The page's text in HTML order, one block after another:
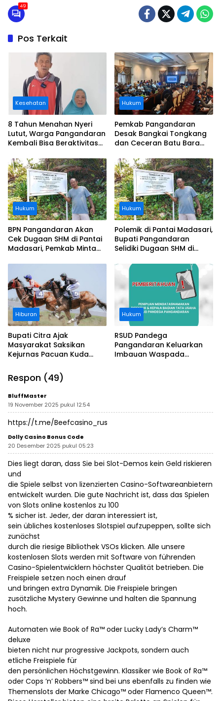
49
Pos Terkait
Kesehatan
8 Tahun Menahan Nyeri
Lutut, Warga Pangandaran
Kembali Bisa Beraktivitas
Ditanggung BPJS
Hukum
Pemkab Pangandaran
Desak Bangkai Tongkang
dan Ceceran Batu Bara
Buruknya Koordinasi
Perusahaan
Hukum
BPN Pangandaran Akan
Cek Dugaan SHM di Pantai
Madasari, Pemkab Minta
Hukum
Polemik di Pantai Madasari,
Bupati Pangandaran
Selidiki Dugaan SHM di
Pantai
Hiburan
Bupati Citra Ajak
Masyarakat Saksikan
Kejurnas Pacuan Kuda
Legokjawa
Hukum
RSUD Pandega
Pangandaran Keluarkan
Imbauan Waspada
Respon (49)
BluffMaster
19 November 2025 pukul 12:54
https://t.me/Beefcasino_rus
Dolly Casino Bonus Code
20 Desember 2025 pukul 05:23
Dies liegt daran, dass Sie bei Slot-Demos kein Geld riskieren
und
die Spiele selbst von lizenzierten Casino-Softwareanbietern
entwickelt wurden. Die gute Nachricht ist, dass das Spielen
von Slots online kostenlos zu 100
% sicher ist. Jeder, der daran interessiert ist,
sein übliches kostenloses Slotspiel aufzupeppen, sollte sich
zunächst
durch die riesige Bibliothek VSOs klicken. Alle unsere
kostenlosen Slots werden mit Software von führenden
Casino-Spielentwicklern höchster Qualität betrieben. Die
Freispiele setzen noch einen drauf
und bringen extra Dynamik. Die Freispiele bringen
zusätzliche Mystery Gewinne und halten die Spannung
hoch.
Automaten wie Book of Ra™ oder Lucky Lady’s Charm™
deluxe
bieten nicht nur progressive Jackpots, sondern auch
etliche Freispiele für
den persönlichen Höchstgewinn. Klassiker wie Book of Ra™
oder Cops ’n’ Robbers™ sind bei uns ebenfalls zu finden wie
Themenslots der Marke Chicago™ oder Flamenco Queen™.